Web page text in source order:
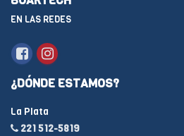
EN LAS REDES
¿DÓNDE ESTAMOS?
La Plata
221 512-5819